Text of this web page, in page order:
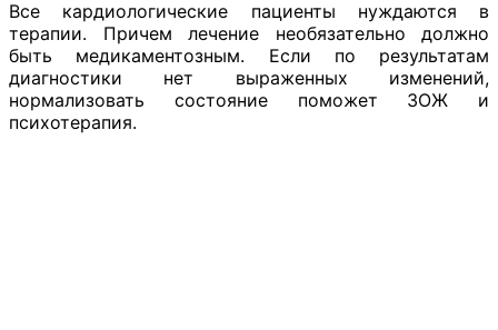
Все кардиологические пациенты нуждаются в
терапии. Причем лечение необязательно должно
быть медикаментозным. Если по результатам
диагностики нет выраженных изменений,
нормализовать состояние поможет ЗОЖ и
психотерапия.